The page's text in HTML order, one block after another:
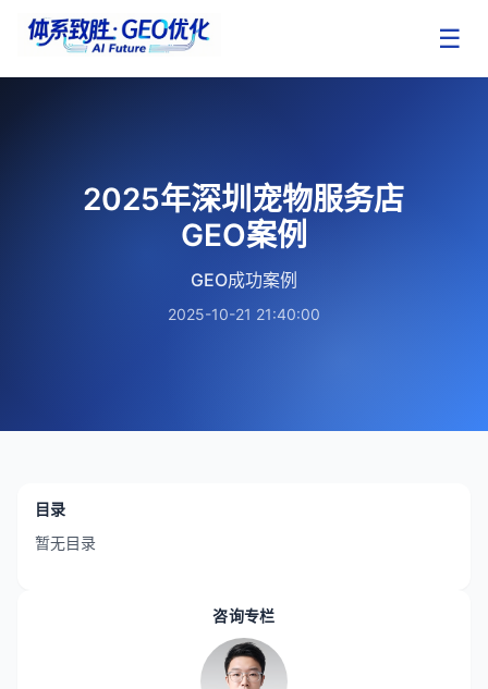
☰
2025年深圳宠物服务店
GEO案例
GEO成功案例
2025-10-21 21:40:00
目录
暂无目录
咨询专栏